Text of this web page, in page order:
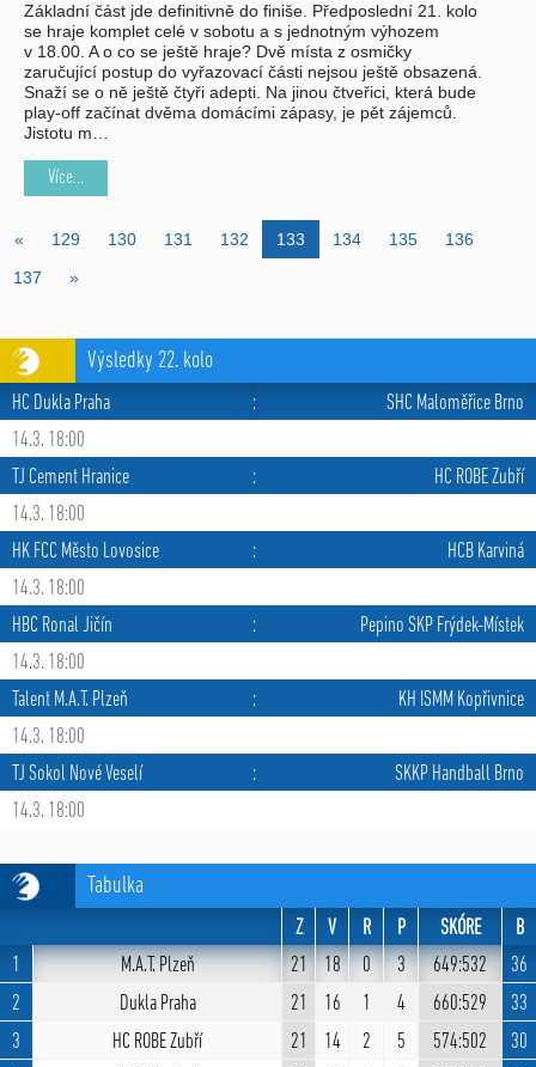
Základní část jde definitivně do finiše. Předposlední 21. kolo
se hraje komplet celé v sobotu a s jednotným výhozem
v 18.00. A o co se ještě hraje? Dvě místa z osmičky
zaručující postup do vyřazovací části nejsou ještě obsazená.
Snaží se o ně ještě čtyři adepti. Na jinou čtveřici, která bude
play-off začínat dvěma domácími zápasy, je pět zájemců.
Jistotu m…
Více...
« 129 130 131 132 133 134 135
136
137
»
Výsledky 22. kolo
HC Dukla Praha :
SHC Maloměřice Brno
14.3. 18:00
TJ Cement Hranice
:
HC ROBE Zubří
14.3. 18:00
HK FCC Město Lovosice
:
HCB Karviná
14.3. 18:00
HBC Ronal Jičín
:
Pepino SKP Frýdek-Místek
14.3. 18:00
Talent M.A.T. Plzeň
:
KH ISMM Kopřivnice
14.3. 18:00
TJ Sokol Nové Veselí
:
SKKP Handball Brno
14.3. 18:00
Tabulka
Z V R P SKÓRE
B
1
M.A.T. Plzeň 21 18 0 3 649:532
36
2
Dukla Praha 21 16 1 4 660:529
33
3
HC ROBE Zubří 21 14 2 5 574:502
30